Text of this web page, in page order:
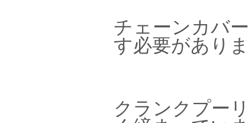
チェーンカバ
す必要がありま
クランクプー